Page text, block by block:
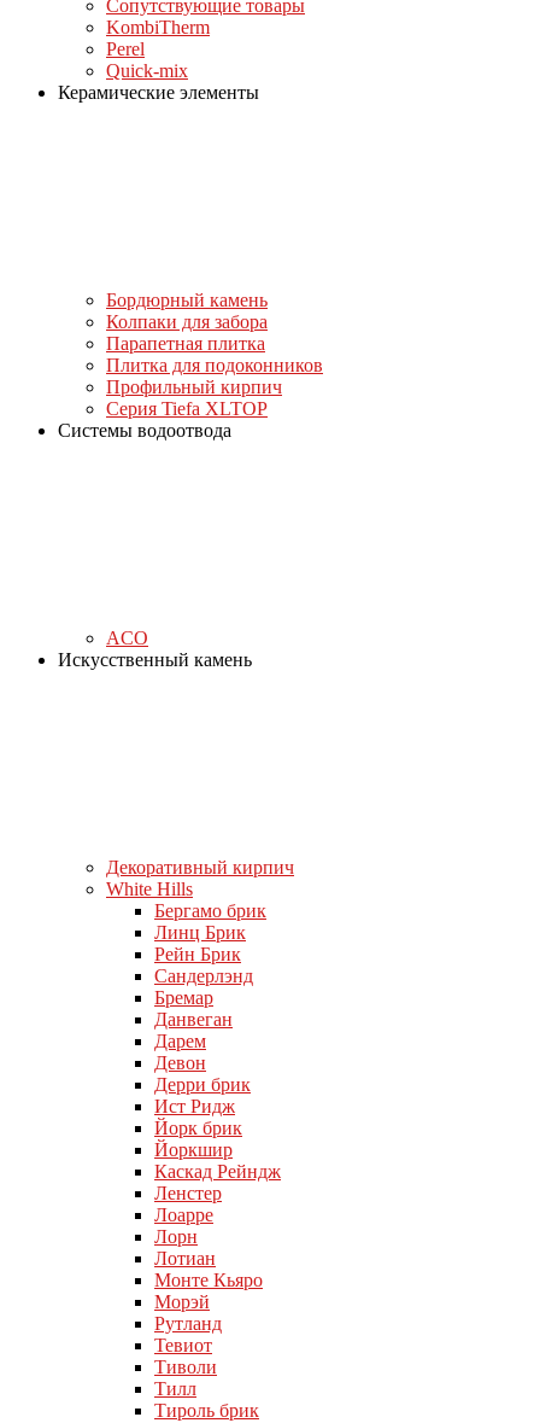
Сопутствующие товары
KombiTherm
Perel
Quick-mix
Керамические элементы
Бордюрный камень
Колпаки для забора
Парапетная плитка
Плитка для подоконников
Профильный кирпич
Серия Tiefa XLTOP
Системы водоотвода
ACO
Искусственный камень
Декоративный кирпич
White Hills
Бергамо брик
Линц Брик
Рейн Брик
Сандерлэнд
Бремар
Данвеган
Дарем
Девон
Дерри брик
Ист Ридж
Йорк брик
Йоркшир
Каскад Рейндж
Ленстер
Лоарре
Лорн
Лотиан
Монте Кьяро
Морэй
Рутланд
Тевиот
Тиволи
Тилл
Тироль брик